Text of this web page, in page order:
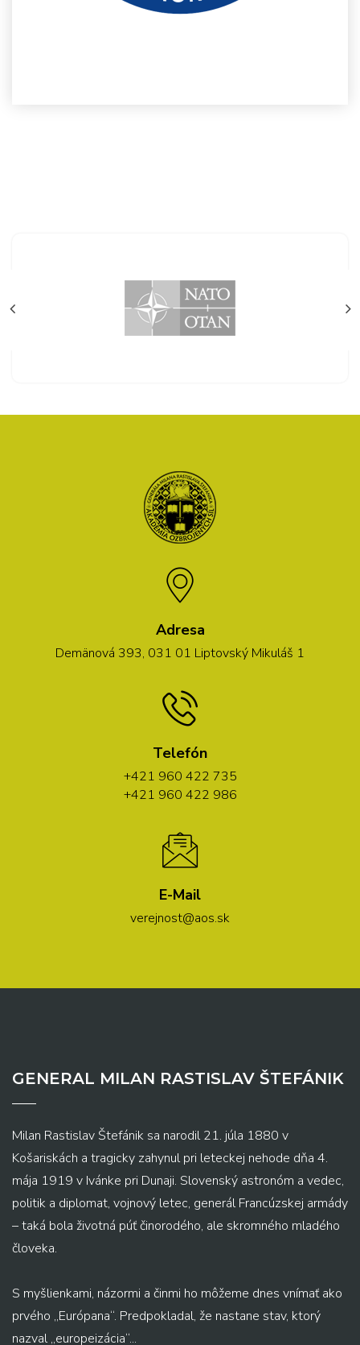
Adresa
Demänová 393, 031 01 Liptovský Mikuláš 1
Telefón
+421 960 422 735
+421 960 422 986
E-Mail
verejnost@aos.sk
GENERAL MILAN RASTISLAV ŠTEFÁNIK
Milan Rastislav Štefánik sa narodil 21. júla 1880 v
Košariskách a tragicky zahynul pri leteckej nehode dňa 4.
mája 1919 v Ivánke pri Dunaji. Slovenský astronóm a vedec,
politik a diplomat, vojnový letec, generál Francúzskej armády
– taká bola životná púť činorodého, ale skromného mladého
človeka.
S myšlienkami, názormi a činmi ho môžeme dnes vnímať ako
prvého „Európana“. Predpokladal, že nastane stav, ktorý
nazval „europeizácia“...